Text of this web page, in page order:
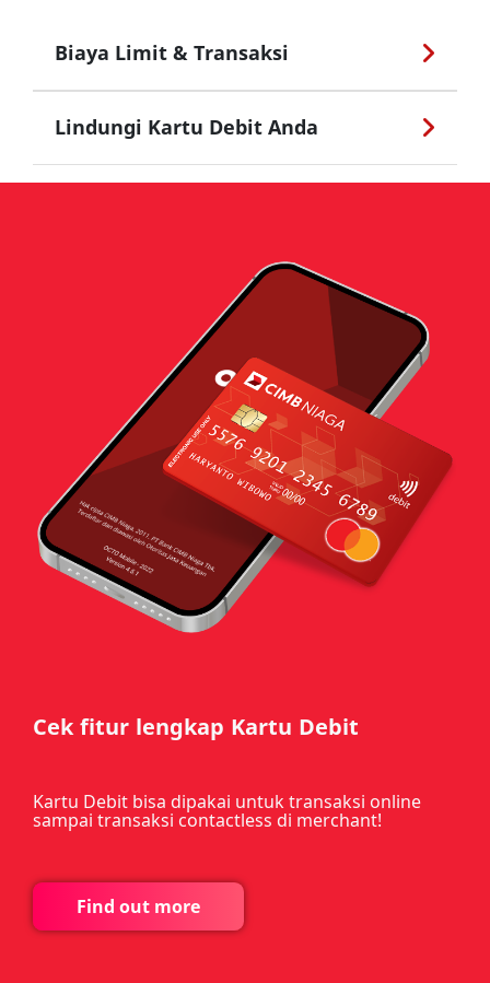
Biaya Limit & Transaksi
Lindungi Kartu Debit Anda
Cek fitur lengkap Kartu Debit
Kartu Debit bisa dipakai untuk transaksi online
sampai transaksi contactless di merchant!
Find out more